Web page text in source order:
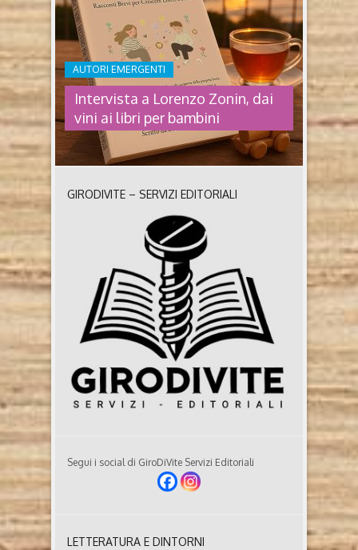
AUTORI EMERGENTI
Intervista a Lorenzo Zonin, dai
vini ai libri per bambini
INTERVISTA A LORENZO ZONIN,
DAI VINI AI LIBRI PER BAMBINI
Storie per bambini felici Racconti Brevi per Crescere
Liberi e Forti di Lorenzo Zonin (Amazon, 2025)
Trentotto brevi storie per allenare un cuore leggero e
curioso. Intervista all’autore di Storie per bambini
felici, dedicato ai bambini di oggi, di ieri…e di
domani Lorenzo Zonin, vicentino, 52 anni è un
ingegnere gestionale prestato all’enologia (produce
GIRODIVITE – SERVIZI EDITORIALI
Segui i social di GiroDiVite Servizi Editoriali
LETTERATURA E DINTORNI